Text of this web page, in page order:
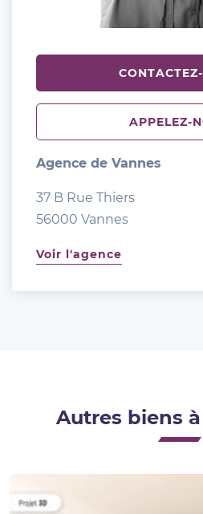
APPELEZ-
Agence de Vannes
37 B Rue Thiers
56000 Vannes
Voir l'agence
Autres biens